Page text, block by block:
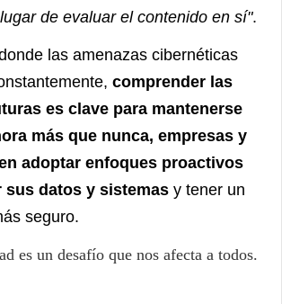
de evaluar el contenido en sí".
las amenazas cibernéticas
comprender las
es clave para mantenerse
más que nunca, empresas y
adoptar enfoques proactivos
sus datos y sistemas y tener un
seguro.
es un desafío que nos afecta a todos.